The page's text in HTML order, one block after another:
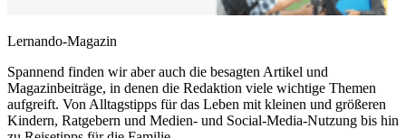
Lernando-Magazin
Spannend finden wir aber auch die besagten Artikel und
Magazinbeiträge, in denen die Redaktion viele wichtige Themen
aufgreift. Von Alltagstipps für das Leben mit kleinen und größeren
Kindern, Ratgebern und Medien- und Social-Media-Nutzung bis hin